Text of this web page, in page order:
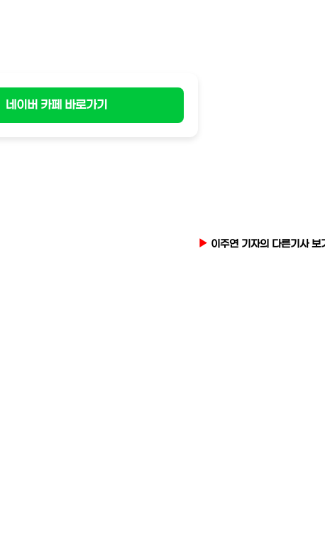
네이버 카페 바로가기
이주연 기자의 다른기사 보